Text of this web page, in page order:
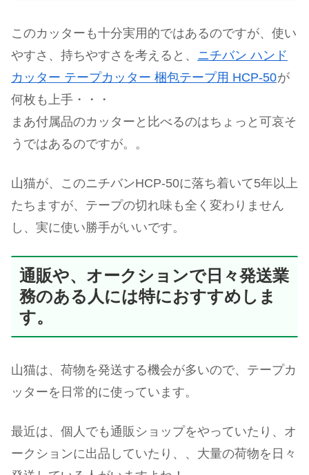
このカッターも十分実用的ではあるのですが、使い
やすさ、持ちやすさを考えると、 ニチバン ハンド
カッター テープカッター 梱包テープ用 HCP-50が
何枚も上手・・・
まあ付属品のカッターと比べるのはちょっと可哀そ
うではあるのですが。。
山猫が、このニチバンHCP-50に落ち着いて5年以上
たちますが、テープの切れ味も全く変わりません
し、実に使い勝手がいいです。
通販や、オークションで日々発送業
務のある人には特におすすめしま
す。
山猫は、荷物を発送する機会が多いので、テープカ
ッターを日常的に使っています。
最近は、個人でも通販ショップをやっていたり、オ
ークションに出品していたり、、大量の荷物を日々